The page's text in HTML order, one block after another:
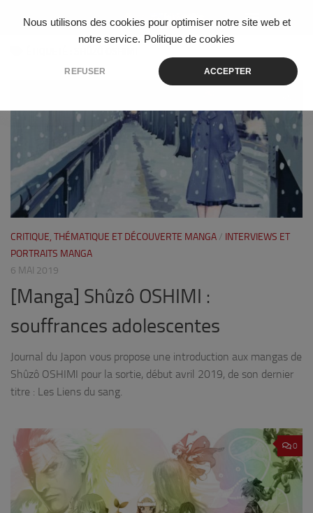
Nous utilisons des cookies pour optimiser notre site web et
notre service. Politique de cookies
REFUSER ACCEPTER
Skip to content
CRITIQUE, THÉMATIQUE ET DÉCOUVERTE MANGA / INTERVIEWS ET
PORTRAITS MANGA
6 MAI 2019
[Manga] Shûzô OSHIMI :
souffrances adolescentes
Journal du Japon vous propose une introduction aux mangas de
Shûzô OSHIMI pour la sortie, début avril 2019, de son dernier
titre : Les Liens du sang.
0